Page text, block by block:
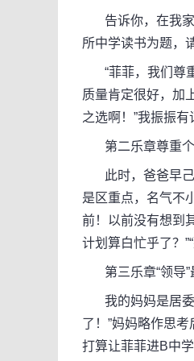
告诉你，在我家
所中学读书为题
“菲菲，我们尊重
质量肯定很好，加
之选啊！”我振振有
第二乐章尊重个
此时，爸爸早己
是区重点，名气不
前！以前没有想到
计划算白忙乎了？
第三乐章“领导”
我的妈妈是居委
了！”妈妈略作思
打算让菲菲进B中